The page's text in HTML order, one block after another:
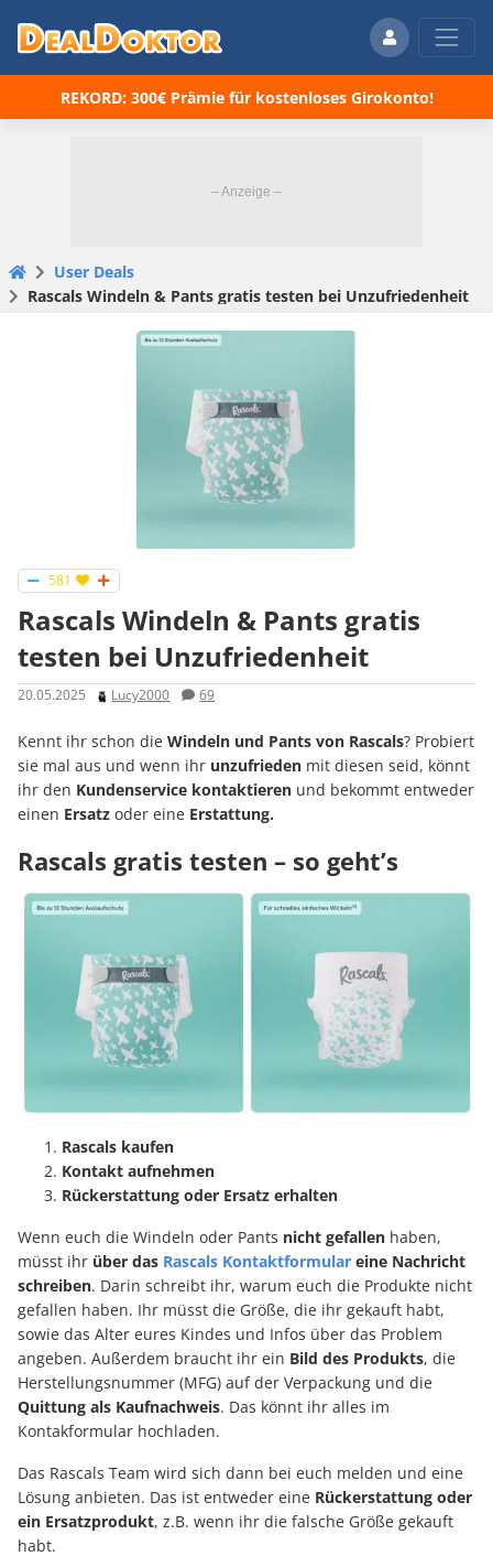
REKORD: 300€ Prämie für kostenloses Girokonto!
User Deals
Rascals Windeln & Pants gratis testen bei Unzufriedenheit
581
Rascals Windeln & Pants gratis
testen bei Unzufriedenheit
20.05.2025 Lucy2000 69
Kennt ihr schon die Windeln und Pants von Rascals? Probiert
sie mal aus und wenn ihr unzufrieden mit diesen seid, könnt
ihr den Kundenservice kontaktieren und bekommt entweder
einen Ersatz oder eine Erstattung.
Rascals gratis testen – so geht’s
Rascals kaufen
Kontakt aufnehmen
Rückerstattung oder Ersatz erhalten
Wenn euch die Windeln oder Pants nicht gefallen haben,
müsst ihr über das Rascals Kontaktformular eine Nachricht
schreiben. Darin schreibt ihr, warum euch die Produkte nicht
gefallen haben. Ihr müsst die Größe, die ihr gekauft habt,
sowie das Alter eures Kindes und Infos über das Problem
angeben. Außerdem braucht ihr ein Bild des Produkts, die
Herstellungsnummer (MFG) auf der Verpackung und die
Quittung als Kaufnachweis. Das könnt ihr alles im
Kontakformular hochladen.
Das Rascals Team wird sich dann bei euch melden und eine
Lösung anbieten. Das ist entweder eine Rückerstattung oder
ein Ersatzprodukt, z.B. wenn ihr die falsche Größe gekauft
habt.